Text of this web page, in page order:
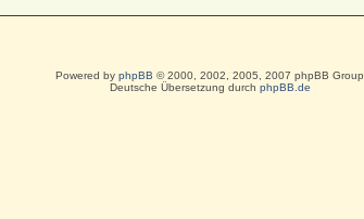
Powered by phpBB © 2000, 2002, 2005, 2007 phpBB Group
Deutsche Übersetzung durch phpBB.de